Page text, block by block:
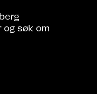
og søk om